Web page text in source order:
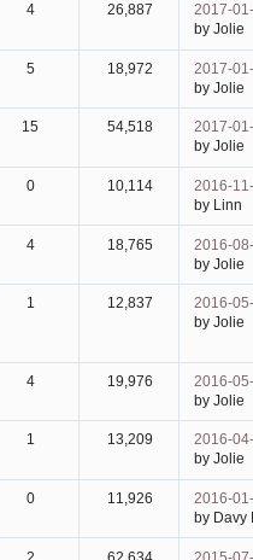
4 26,887
2017-
by Jolie
5 18,972
2017-
by Jolie
15 54,518
2017-
by Jolie
0 10,114
2016-
by Linn
4 18,765
2016-
by Jolie
1 12,837
2016-
by Jolie
4 19,976
2016-
by Jolie
1 13,209
2016-
by Jolie
0 11,926
2016-
by Davy